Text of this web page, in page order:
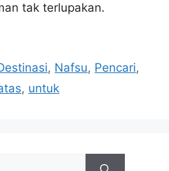
tak terlupakan.
, Nafsu, Pencari,
, untuk